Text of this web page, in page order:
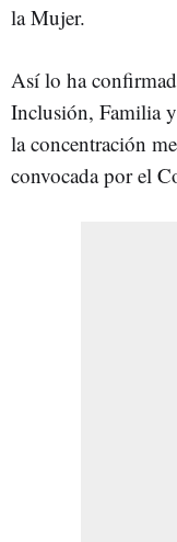
la Mujer.
Así lo ha
Inclusión, Familia
la concentración
convocada por el